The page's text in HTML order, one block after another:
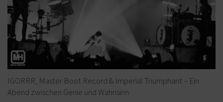
IGORRR, Master Boot Record & Imperial Triumphant – Ein
Abend zwischen Genie und Wahnsinn